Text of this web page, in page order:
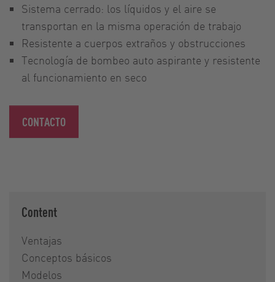
Sistema cerrado: los líquidos y el aire se
transportan en la misma operación de trabajo
Resistente a cuerpos extraños y obstrucciones
Tecnología de bombeo auto aspirante y resistente
al funcionamiento en seco
CONTACTO
Content
Ventajas
Conceptos básicos
Modelos